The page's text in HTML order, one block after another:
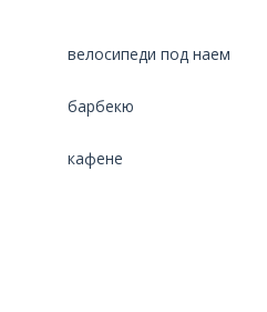
велосипеди под наем
барбекю
кафене